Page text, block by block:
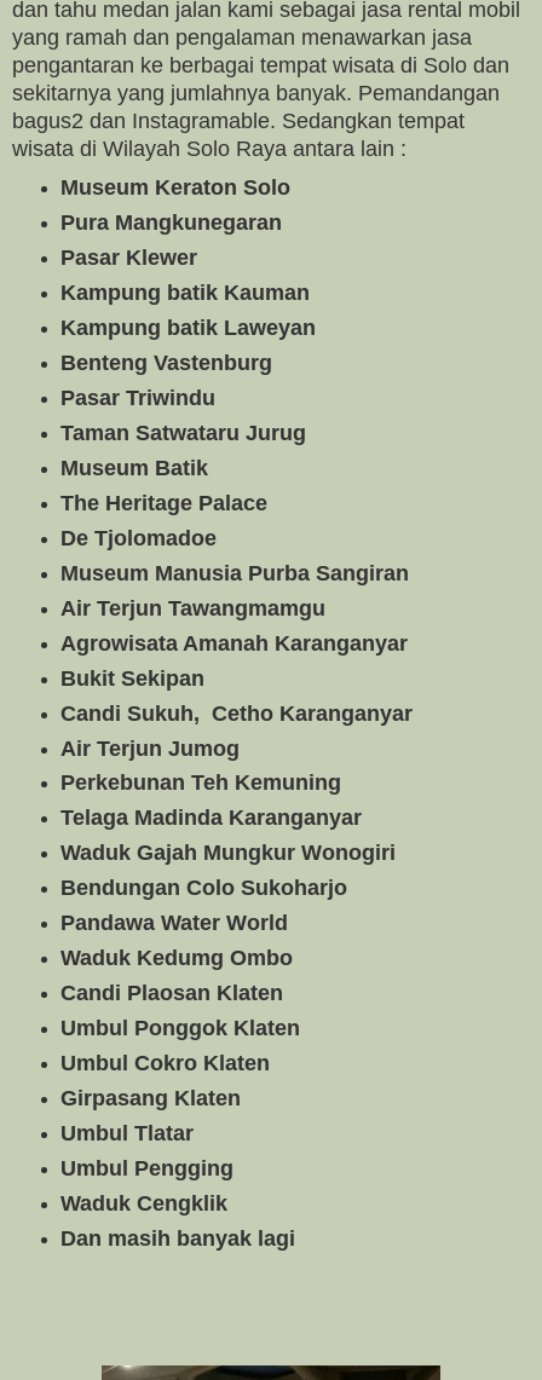
dan tahu medan jalan kami sebagai jasa rental mobil
yang ramah dan pengalaman menawarkan jasa
pengantaran ke berbagai tempat wisata di Solo dan
sekitarnya yang jumlahnya banyak. Pemandangan
bagus2 dan Instagramable. Sedangkan tempat
wisata di Wilayah Solo Raya antara lain :
Museum Keraton Solo
Pura Mangkunegaran
Pasar Klewer
Kampung batik Kauman
Kampung batik Laweyan
Benteng Vastenburg
Pasar Triwindu
Taman Satwataru Jurug
Museum Batik
The Heritage Palace
De Tjolomadoe
Museum Manusia Purba Sangiran
Air Terjun Tawangmamgu
Agrowisata Amanah Karanganyar
Bukit Sekipan
Candi Sukuh, Cetho Karanganyar
Air Terjun Jumog
Perkebunan Teh Kemuning
Telaga Madinda Karanganyar
Waduk Gajah Mungkur Wonogiri
Bendungan Colo Sukoharjo
Pandawa Water World
Waduk Kedumg Ombo
Candi Plaosan Klaten
Umbul Ponggok Klaten
Umbul Cokro Klaten
Girpasang Klaten
Umbul Tlatar
Umbul Pengging
Waduk Cengklik
Dan masih banyak lagi